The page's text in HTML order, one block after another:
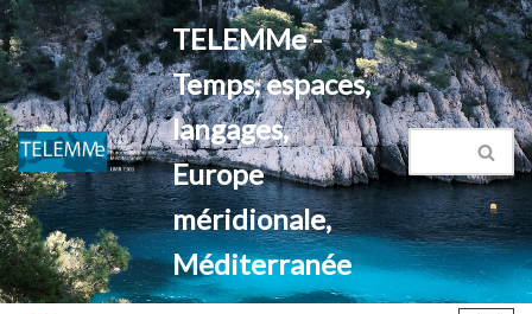
Aller
au
contenu
TELEMMe -
Temps, espaces,
langages,
Europe
méridionale,
Méditerranée